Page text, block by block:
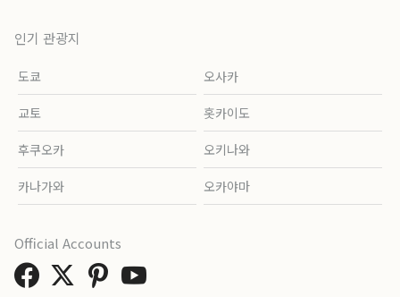
인기 관광지
도쿄 오사카
교토 홋카이도
후쿠오카 오키나와
카나가와 오카야마
Official Accounts